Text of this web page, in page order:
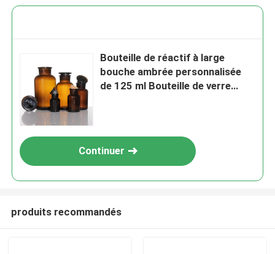
Bouteille de réactif à large
bouche ambrée personnalisée
de 125 ml Bouteille de verre
Continuer
produits recommandés